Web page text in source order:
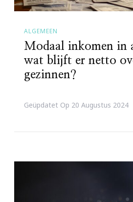
ALGEMEEN
Modaal inkomen in
wat blijft er netto
gezinnen?
Geüpdatet Op 20 Augustus 2024